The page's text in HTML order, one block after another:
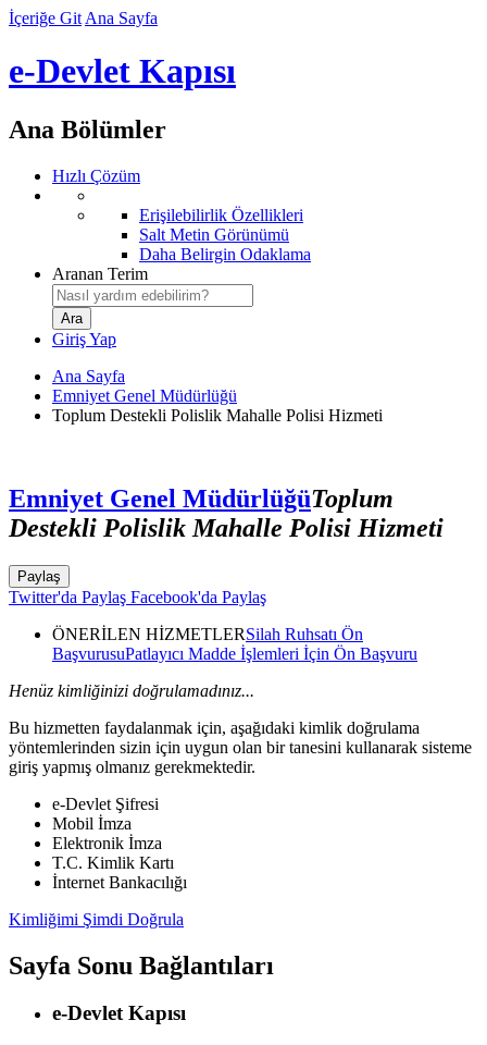
İçeriğe Git Ana Sayfa
e-Devlet Kapısı
Ana Bölümler
Hızlı Çözüm
Erişilebilirlik Özellikleri
Salt Metin Görünümü
Daha Belirgin Odaklama
Aranan Terim
Giriş Yap
Ana Sayfa
Emniyet Genel Müdürlüğü
Toplum Destekli Polislik Mahalle Polisi Hizmeti
Emniyet Genel MüdürlüğüToplum
Destekli Polislik Mahalle Polisi Hizmeti
Paylaş
Twitter'da Paylaş Facebook'da Paylaş
ÖNERİLEN HİZMETLERSilah Ruhsatı Ön
BaşvurusuPatlayıcı Madde İşlemleri İçin Ön Başvuru
Henüz kimliğinizi doğrulamadınız...
Bu hizmetten faydalanmak için, aşağıdaki kimlik doğrulama
yöntemlerinden sizin için uygun olan bir tanesini kullanarak sisteme
giriş yapmış olmanız gerekmektedir.
e-Devlet Şifresi
Mobil İmza
Elektronik İmza
T.C. Kimlik Kartı
İnternet Bankacılığı
Kimliğimi Şimdi Doğrula
Sayfa Sonu Bağlantıları
e-Devlet Kapısı